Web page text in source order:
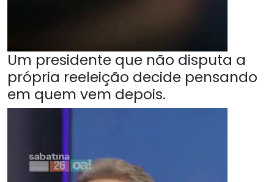
Um presidente que não disputa a
própria reeleição decide pensando
em quem vem depois.